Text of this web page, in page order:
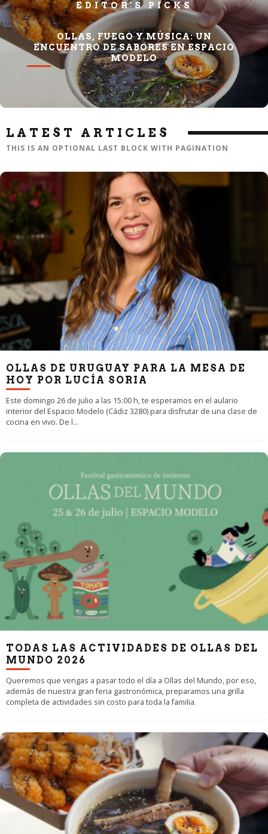
EDITOR'S PICKS
OLLAS, FUEGO Y MÚSICA: UN
ENCUENTRO DE SABORES EN ESPACIO
MODELO
LATEST ARTICLES
THIS IS AN OPTIONAL LAST BLOCK WITH PAGINATION
OLLAS DE URUGUAY PARA LA MESA DE
HOY POR LUCÍA SORIA
Este domingo 26 de julio a las 15:00 h, te esperamos en el aulario
interior del Espacio Modelo (Cádiz 3280) para disfrutar de una clase de
cocina en vivo. De l...
TODAS LAS ACTIVIDADES DE OLLAS DEL
MUNDO 2026
Queremos que vengas a pasar todo el día a Ollas del Mundo, por eso,
además de nuestra gran feria gastronómica, preparamos una grilla
completa de actividades sin costo para toda la familia.